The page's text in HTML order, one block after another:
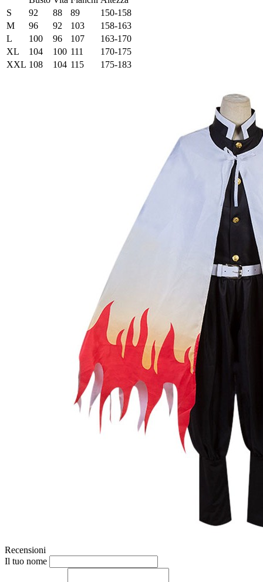
S
92 88 89
150-158
M
96 92 103
158-163
L
100 96 107
163-170
XL
104 100 111
170-175
XXL 108 104 115 175-183
Recensioni
Il tuo nome